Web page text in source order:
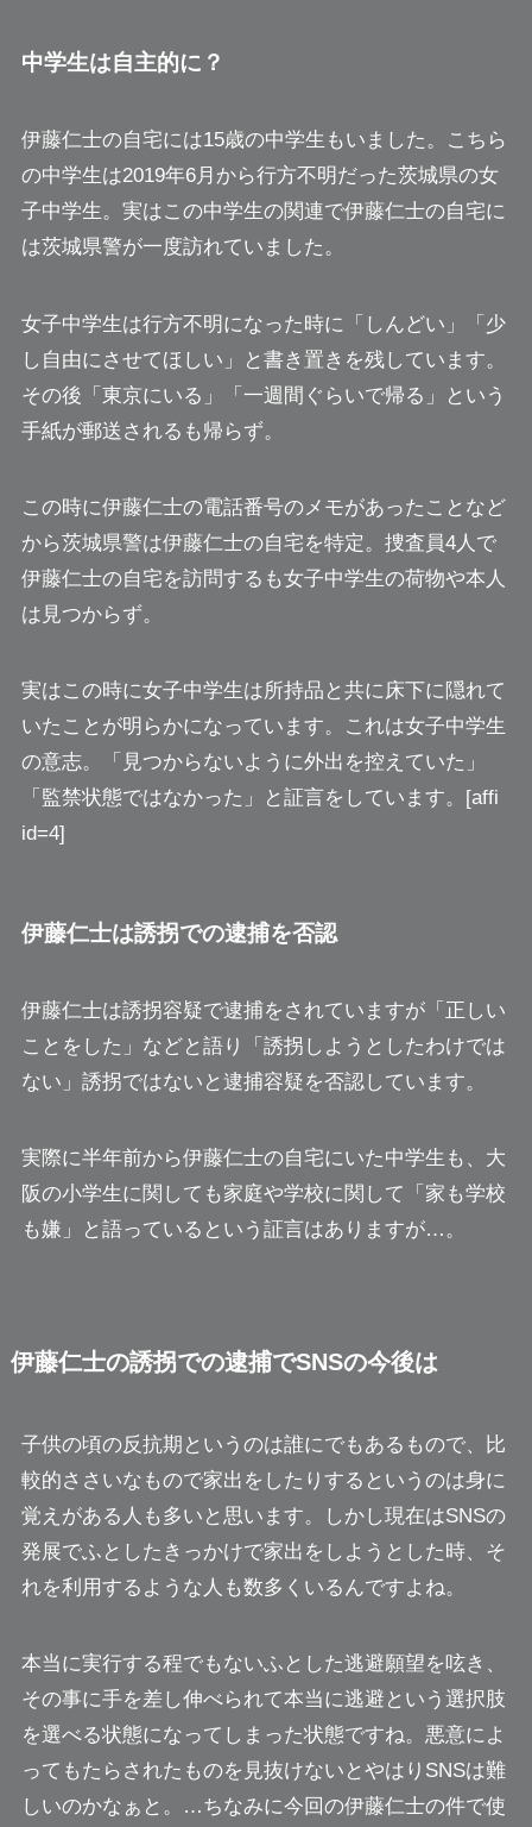
中学生は自主的に？
伊藤仁士の自宅には15歳の中学生もいました。こちら
の中学生は2019年6月から行方不明だった茨城県の女
子中学生。実はこの中学生の関連で伊藤仁士の自宅に
は茨城県警が一度訪れていました。
女子中学生は行方不明になった時に「しんどい」「少
し自由にさせてほしい」と書き置きを残しています。
その後「東京にいる」「一週間ぐらいで帰る」という
手紙が郵送されるも帰らず。
この時に伊藤仁士の電話番号のメモがあったことなど
から茨城県警は伊藤仁士の自宅を特定。捜査員4人で
伊藤仁士の自宅を訪問するも女子中学生の荷物や本人
は見つからず。
実はこの時に女子中学生は所持品と共に床下に隠れて
いたことが明らかになっています。これは女子中学生
の意志。「見つからないように外出を控えていた」
「監禁状態ではなかった」と証言をしています。[affi
id=4]
伊藤仁士は誘拐での逮捕を否認
伊藤仁士は誘拐容疑で逮捕をされていますが「正しい
ことをした」などと語り「誘拐しようとしたわけでは
ない」誘拐ではないと逮捕容疑を否認しています。
実際に半年前から伊藤仁士の自宅にいた中学生も、大
阪の小学生に関しても家庭や学校に関して「家も学校
も嫌」と語っているという証言はありますが…。
伊藤仁士の誘拐での逮捕でSNSの今後は
子供の頃の反抗期というのは誰にでもあるもので、比
較的ささいなもので家出をしたりするというのは身に
覚えがある人も多いと思います。しかし現在はSNSの
発展でふとしたきっかけで家出をしようとした時、そ
れを利用するような人も数多くいるんですよね。
本当に実行する程でもないふとした逃避願望を呟き、
その事に手を差し伸べられて本当に逃避という選択肢
を選べる状態になってしまった状態ですね。悪意によ
ってもたらされたものを見抜けないとやはりSNSは難
しいのかなぁと。…ちなみに今回の伊藤仁士の件で使